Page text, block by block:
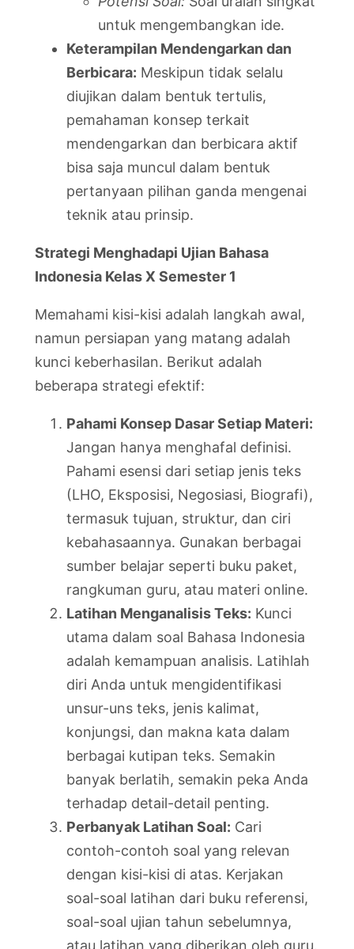
untuk mengembangkan ide.
Keterampilan Mendengarkan dan
Berbicara: Meskipun tidak selalu
diujikan dalam bentuk tertulis,
pemahaman konsep terkait
mendengarkan dan berbicara aktif
bisa saja muncul dalam bentuk
pertanyaan pilihan ganda mengenai
teknik atau prinsip.
Strategi Menghadapi Ujian Bahasa
Indonesia Kelas X Semester 1
Memahami kisi-kisi adalah langkah awal,
namun persiapan yang matang adalah
kunci keberhasilan. Berikut adalah
beberapa strategi efektif:
Pahami Konsep Dasar Setiap Materi:
Jangan hanya menghafal definisi.
Pahami esensi dari setiap jenis teks
(LHO, Eksposisi, Negosiasi, Biografi),
termasuk tujuan, struktur, dan ciri
kebahasaannya. Gunakan berbagai
sumber belajar seperti buku paket,
rangkuman guru, atau materi online.
Latihan Menganalisis Teks: Kunci
utama dalam soal Bahasa Indonesia
adalah kemampuan analisis. Latihlah
diri Anda untuk mengidentifikasi
unsur-uns teks, jenis kalimat,
konjungsi, dan makna kata dalam
berbagai kutipan teks. Semakin
banyak berlatih, semakin peka Anda
terhadap detail-detail penting.
Perbanyak Latihan Soal: Cari
contoh-contoh soal yang relevan
dengan kisi-kisi di atas. Kerjakan
soal-soal latihan dari buku referensi,
soal-soal ujian tahun sebelumnya,
atau latihan yang diberikan oleh guru.